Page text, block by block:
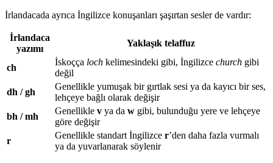
İrlandacada ayrıca İngilizce konuşanları şaşırtan sesler de vardır:
İrlandaca
yazımı
Yaklaşık telaffuz
ch
İskoçça loch kelimesindeki gibi, İngilizce church gibi
değil
dh / gh
Genellikle yumuşak bir gırtlak sesi ya da kayıcı bir ses,
lehçeye bağlı olarak değişir
bh / mh
Genellikle v ya da w gibi, bulunduğu yere ve lehçeye
göre değişir
r
Genellikle standart İngilizce r’den daha fazla vurmalı
ya da yuvarlanarak söylenir